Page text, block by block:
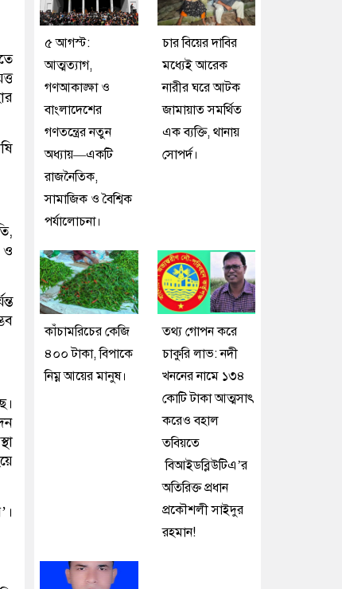
ও
৫ আগস্ট:
আত্মত্যাগ,
গণআকাঙ্ক্ষা ও
বাংলাদেশের
গণতন্ত্রের নতুন
অধ্যায়—একটি
রাজনৈতিক,
সামাজিক ও বৈশ্বিক
পর্যালোচনা।
চার বিয়ের দাবির
মধ্যেই আরেক
নারীর ঘরে আটক
জামায়াত সমর্থিত
এক ব্যক্তি, থানায়
সোপর্দ।
কাঁচামরিচের কেজি
৪০০ টাকা, বিপাকে
নিম্ন আয়ের মানুষ।
তথ্য গোপন করে
চাকুরি লাভ: নদী
খননের নামে ১৩৪
কোটি টাকা আত্মসাৎ
করেও বহাল
তবিয়তে
বিআইডব্লিউটিএ’র
অতিরিক্ত প্রধান
প্রকৌশলী সাইদুর
রহমান!